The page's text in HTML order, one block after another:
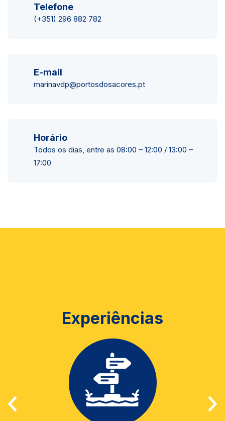
Telefone
(+351) 296 882 782
E-mail
marinavdp@portosdosacores.pt
Horário
Todos os dias, entre as 08:00 – 12:00 / 13:00 –
17:00
Experiências